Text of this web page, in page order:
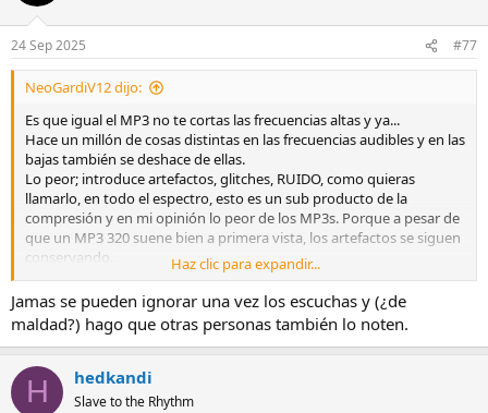
24 Sep 2025 #77
NeoGardiV12 dijo:
Es que igual el MP3 no te cortas las frecuencias altas y ya...
Hace un millón de cosas distintas en las frecuencias audibles y en las
bajas también se deshace de ellas.
Lo peor; introduce artefactos, glitches, RUIDO, como quieras
llamarlo, en todo el espectro, esto es un sub producto de la
compresión y en mi opinión lo peor de los MP3s. Porque a pesar de
que un MP3 320 suene bien a primera vista, los artefactos se siguen
conservando.
Si tú (en general...) no los escuchas, pues perfecto
Reza para que el día en que los notes nunca llegue, porque una vez
lo haces nunca puedes ignorarlos.
Haz clic para expandir...
Jamas se pueden ignorar una vez los escuchas y (¿de
maldad?) hago que otras personas también lo noten.
H hedkandi
Slave to the Rhythm